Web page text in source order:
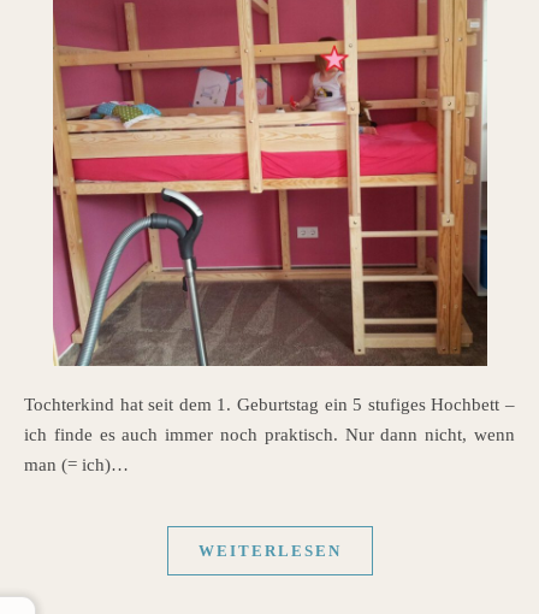
Tochterkind hat seit dem 1. Geburtstag ein 5 stufiges Hochbett –
ich finde es auch immer noch praktisch. Nur dann nicht, wenn
man (= ich)…
WEITERLESEN